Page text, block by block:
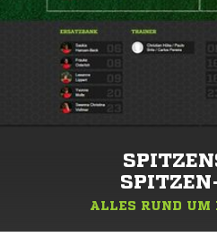
ALLES RUND UM